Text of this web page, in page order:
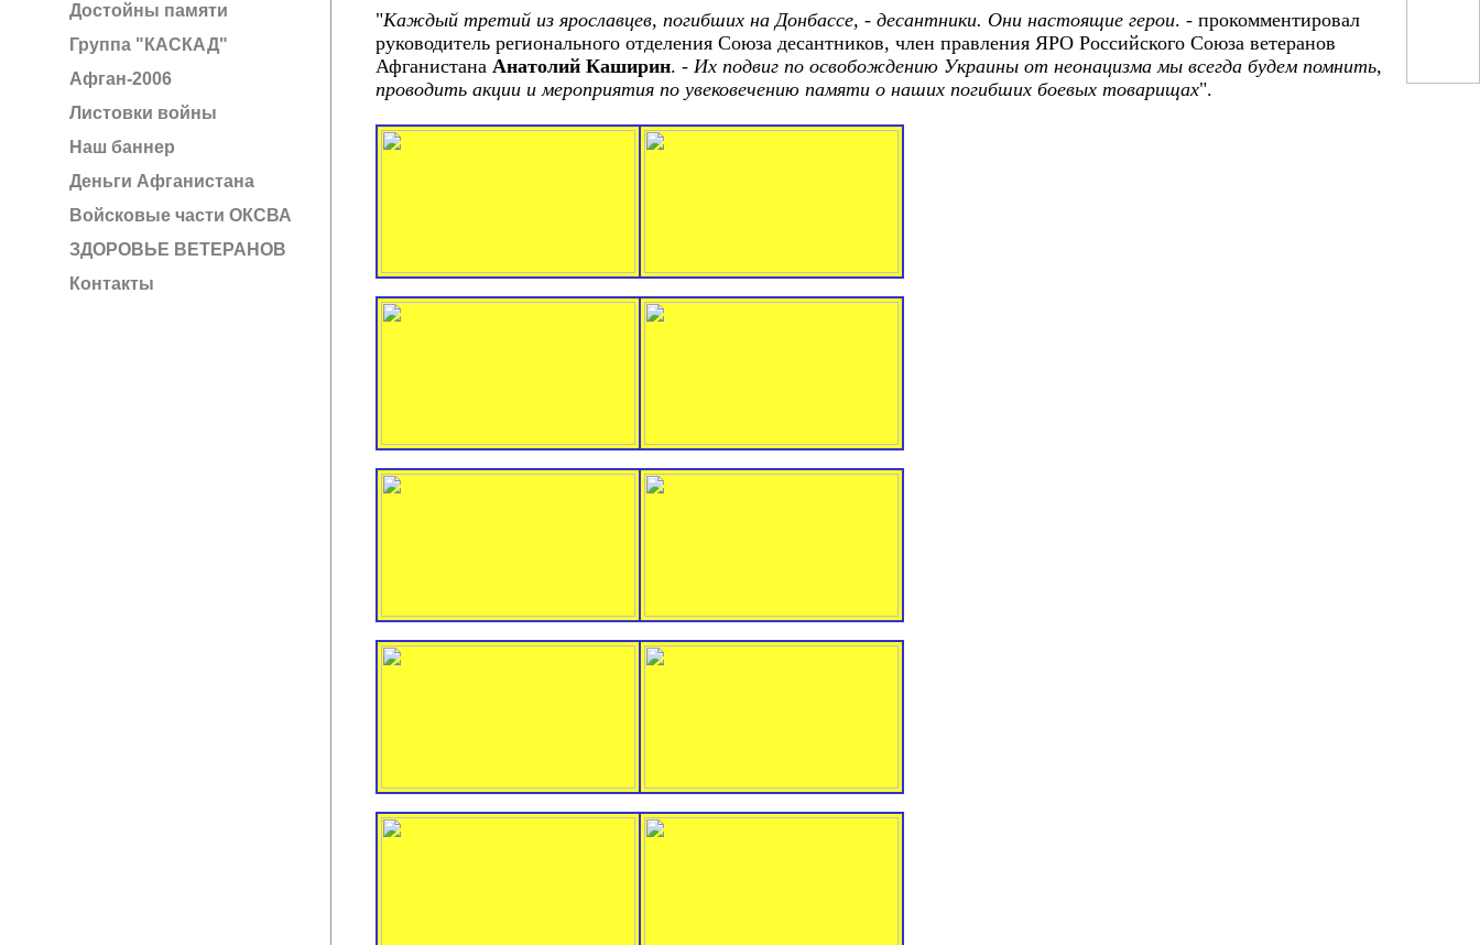
Достойны памяти
Группа "КАСКАД"
Афган-2006
Листовки войны
Наш баннер
Деньги Афганистана
Войсковые части ОКСВА
ЗДОРОВЬЕ ВЕТЕРАНОВ
Контакты
"Каждый третий из ярославцев, погибших на Донбассе, - десантники. Они настоящие герои. - прокомментировал
руководитель регионального отделения Союза десантников, член правления ЯРО Российского Союза ветеранов
Афганистана Анатолий Каширин. - Их подвиг по освобождению Украины от неонацизма мы всегда будем помнить,
проводить акции и мероприятия по увековечению памяти о наших погибших боевых товарищах".